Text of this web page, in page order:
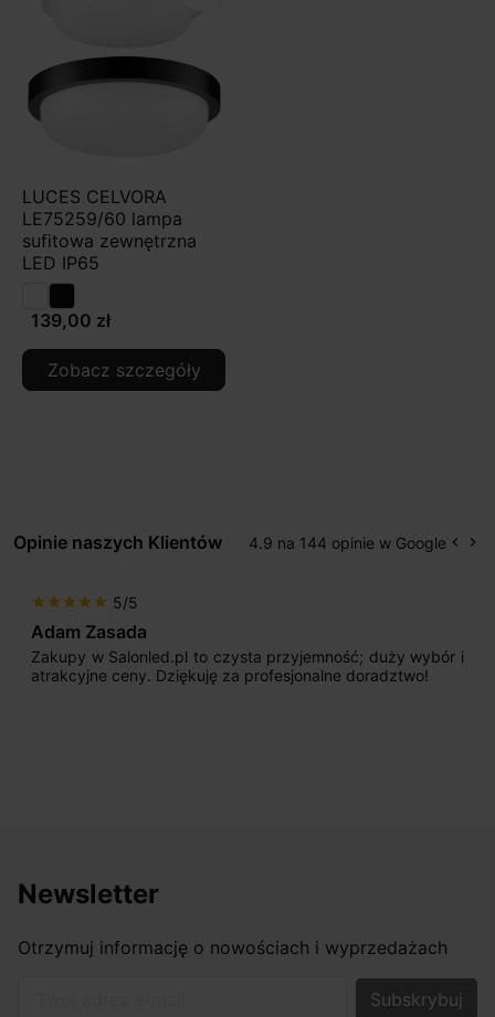
LUCES CELVORA
LE75259/60 lampa
sufitowa zewnętrzna
LED IP65
139,00 zł
Zobacz szczegóły
Opinie naszych Klientów 4.9 na 144 opinie w Google keyboard_arrow_left keyboard_arrow_right
star star star star star 5/5
Adam Zasada
Zakupy w Salonled.pl to czysta przyjemność; duży wybór i
atrakcyjne ceny. Dziękuję za profesjonalne doradztwo!
Newsletter
Otrzymuj informację o nowościach i wyprzedażach